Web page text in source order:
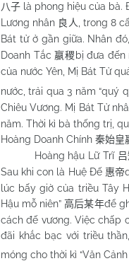
八子 là phong hiệu của bà.
Lương nhân 良人 , trong 8
Bát tử ở gần giữa. Nhân
Doanh Tắc嬴稷 bị đưa đến
của nước Yên, Mị Bát Tử
nước, trải qua 3 năm “quý
Chiêu Vương. Mị Bát Tử
năm. Thời kì bà thống trị,
Hoàng Doanh Chính 秦始皇
Hoàng hậu Lữ Trĩ
Sau khi con là Huệ Đế 惠帝
lúc bấy giờ của triều Tây
Hậu mỗ niên”高后某年để
cách đế vương. Việc chấp
đãi khắc bạc với triều
móng cho thời kì “Văn Cảnh